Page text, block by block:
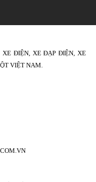
XE ĐIỆN, XE ĐẠP ĐIỆN, XE
VIỆT NAM.